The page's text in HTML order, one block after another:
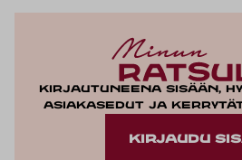
Kirjautuneena sisään,
asiakasedut ja
KIRJAUDU